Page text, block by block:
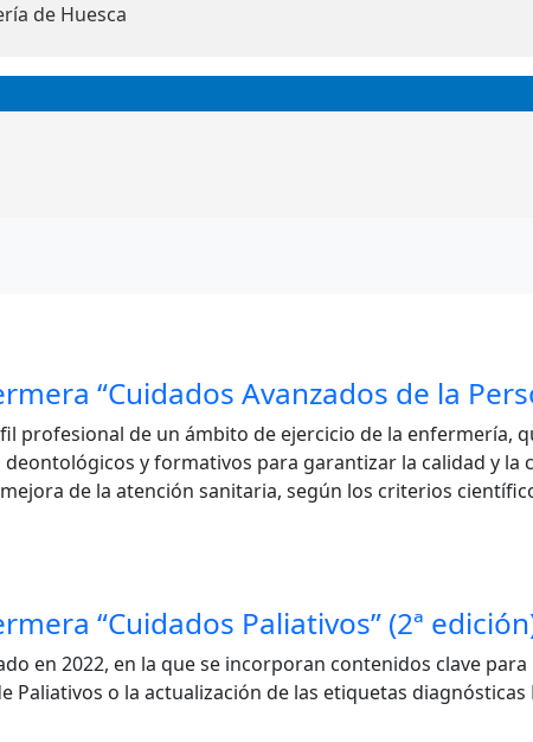
de Huesca
“Cuidados Avanzados de la
profesional de un ámbito de ejercicio de la enfermería,
y formativos para garantizar la calidad y la
de la atención sanitaria, según los criterios
“Cuidados Paliativos” (2ª
en 2022, en la que se incorporan contenidos clave
Paliativos o la actualización de las etiquetas